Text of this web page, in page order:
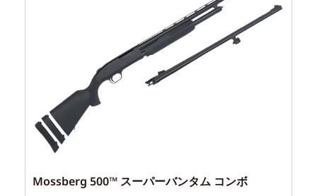
Mossberg 500™ スーパーバンタム コンボ